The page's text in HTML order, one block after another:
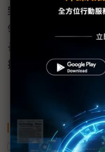
致力於提供IoT整體解
領域需求，選擇TUTK
長的領域，其餘的就
技術能力的夥伴。
關鍵字
物聯智慧